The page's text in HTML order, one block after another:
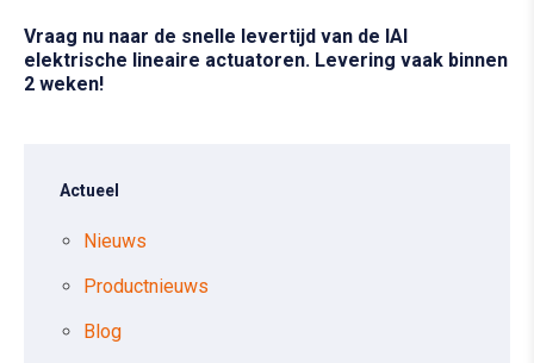
Vraag nu naar de snelle levertijd van de IAI
elektrische lineaire actuatoren. Levering vaak binnen
2 weken!
Actueel
Nieuws
Productnieuws
Blog